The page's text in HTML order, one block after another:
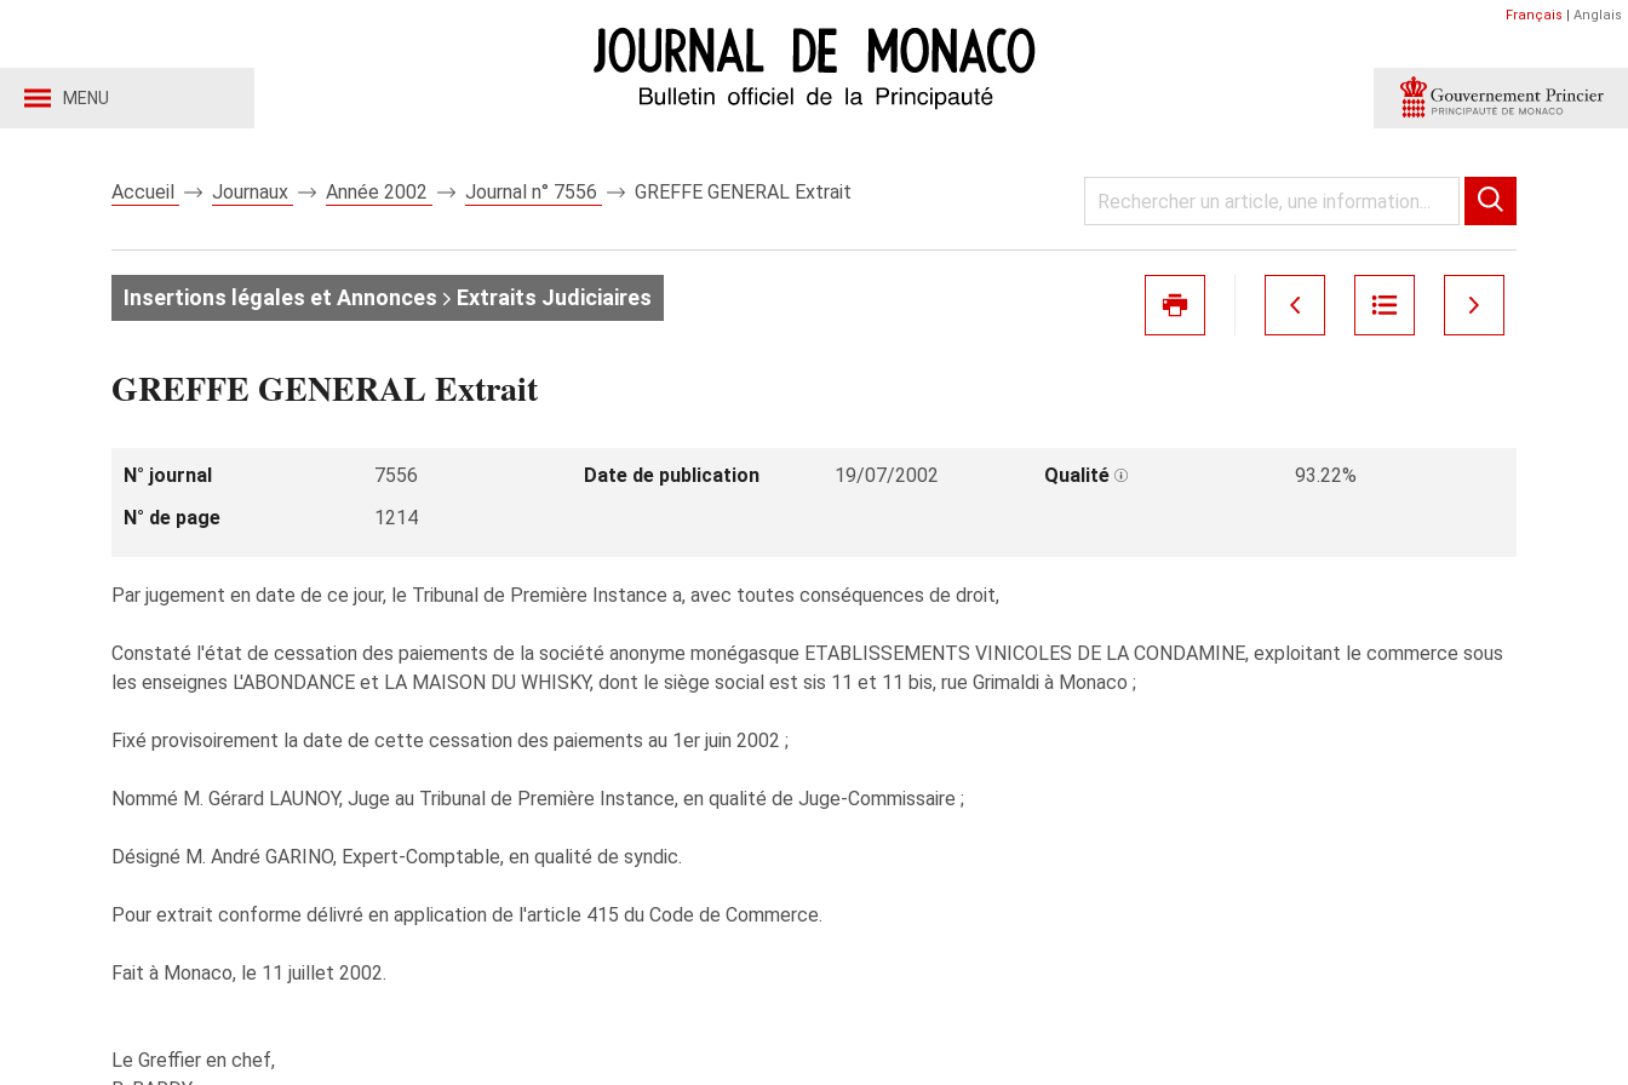
MENU
Français | Anglais
Accueil Journaux Année 2002 Journal n° 7556 GREFFE GENERAL Extrait
Insertions légales et Annonces Extraits Judiciaires
GREFFE GENERAL Extrait
N° journal 7556 Date de publication 19/07/2002 Qualité
93.22%
N° de page
1214
Par jugement en date de ce jour, le Tribunal de Première Instance a, avec toutes conséquences de droit,
Constaté l'état de cessation des paiements de la société anonyme monégasque ETABLISSEMENTS VINICOLES DE LA CONDAMINE, exploitant le commerce sous
les enseignes L'ABONDANCE et LA MAISON DU WHISKY, dont le siège social est sis 11 et 11 bis, rue Grimaldi à Monaco ;
Fixé provisoirement la date de cette cessation des paiements au 1er juin 2002 ;
Nommé M. Gérard LAUNOY, Juge au Tribunal de Première Instance, en qualité de Juge-Commissaire ;
Désigné M. André GARINO, Expert-Comptable, en qualité de syndic.
Pour extrait conforme délivré en application de l'article 415 du Code de Commerce.
Fait à Monaco, le 11 juillet 2002.
Le Greffier en chef,